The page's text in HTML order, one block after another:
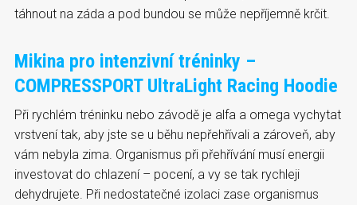
táhnout na záda a pod bundou se může nepříjemně krčit.
Mikina pro intenzivní tréninky –
COMPRESSPORT UltraLight Racing Hoodie
Při rychlém tréninku nebo závodě je alfa a omega vychytat
vrstvení tak, aby jste se u běhu nepřehřívali a zároveň, aby
vám nebyla zima. Organismus při přehřívání musí energii
investovat do chlazení – pocení, a vy se tak rychleji
dehydrujete. Při nedostatečné izolaci zase organismus